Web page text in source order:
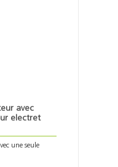
avec
electret
une seule